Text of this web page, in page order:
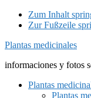
Zum Inhalt
Zur Fußzeile
Plantas medicinales
informaciones y fotos
Plantas
Plantas